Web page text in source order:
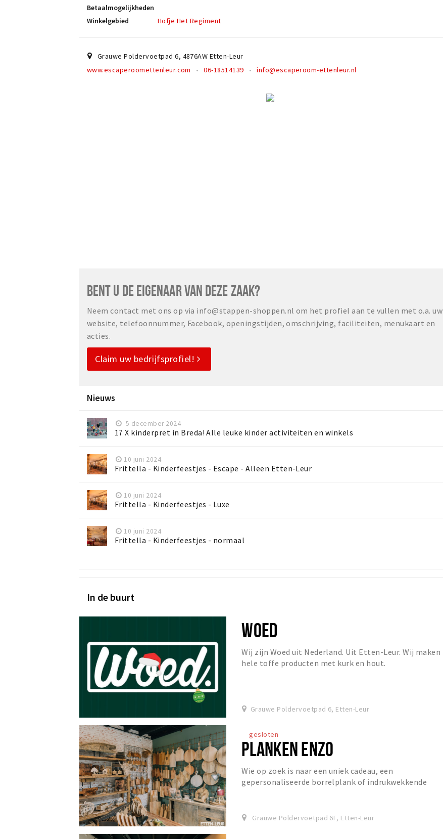
Betaalmogelijkheden
Winkelgebied
Hofje Het Regiment
Grauwe Poldervoetpad 6, 4876AW Etten-Leur
www.escaperoomettenleur.com
06-18514139 info@escaperoom-ettenleur.nl
BENT U DE EIGENAAR VAN DEZE ZAAK?
Neem contact met ons op via info@stappen-shoppen.nl om het profiel aan te vullen met o.a. uw
website, telefoonnummer, Facebook, openingstijden, omschrijving, faciliteiten, menukaart en
acties.
Claim uw bedrijfsprofiel!
Nieuws
5 december 2024
17 X kinderpret in Breda! Alle leuke kinder activiteiten en winkels
10 juni 2024
Frittella - Kinderfeestjes - Escape - Alleen Etten-Leur
10 juni 2024
Frittella - Kinderfeestjes - Luxe
10 juni 2024
Frittella - Kinderfeestjes - normaal
In de buurt
WOED
Wij zijn Woed uit Nederland. Uit Etten-Leur. Wij maken
hele toffe producten met kurk en hout.
Grauwe Poldervoetpad 6, Etten-Leur
gesloten
PLANKEN ENZO
Wie op zoek is naar een uniek cadeau, een
gepersonaliseerde borrelplank of indrukwekkende
Grauwe Poldervoetpad 6F, Etten-Leur